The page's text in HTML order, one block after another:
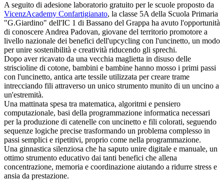
A seguito di adesione laboratorio gratuito per le scuole proposto da
VicenzAcademy Confartigianato, la classe 5A della Scuola Primaria
"G.Giardino" dell'IC 1 di Bassano del Grappa ha avuto l'opportunità
di conoscere Andrea Padovan, giovane del territorio promotore a
livello nazionale dei benefici dell'upcycling con l'uncinetto, un modo
per unire sostenibilità e creatività riducendo gli sprechi.
Dopo aver ricavato da una vecchia maglietta in disuso delle
striscioline di cotone, bambini e bambine hanno mosso i primi passi
con l'uncinetto, antica arte tessile utilizzata per creare trame
intrecciando fili attraverso un unico strumento munito di un uncino a
un'estremità.
Una mattinata spesa tra matematica, algoritmi e pensiero
computazionale, basi della programmazione informatica necessari
per la produzione di catenelle con uncinetto e fili colorati, seguendo
sequenze logiche precise trasformando un problema complesso in
passi semplici e ripetitivi, proprio come nella programmazione.
Una ginnastica silenziosa che ha saputo unire digitale e manuale, un
ottimo strumento educativo dai tanti benefici che allena
concentrazione, memoria e coordinazione aiutando a ridurre stress e
ansia da prestazione.